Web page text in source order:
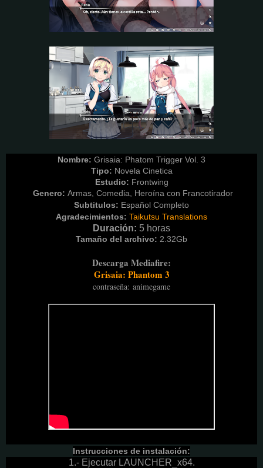
Nombre: Grisaia: Phatom Trigger Vol. 3
Tipo: Novela Cinetica
Estudio: Frontwing
Genero: Armas, Comedia, Heroína con Francotirador
Subtitulos: Español Completo
Agradecimientos: Taikutsu Translations
Duración: 5 horas
Tamaño del archivo: 2.32Gb
Descarga Mediafire:
Grisaia: Phantom 3
contraseña: animegame
Instrucciones de instalación:
1.- Ejecutar LAUNCHER_x64.